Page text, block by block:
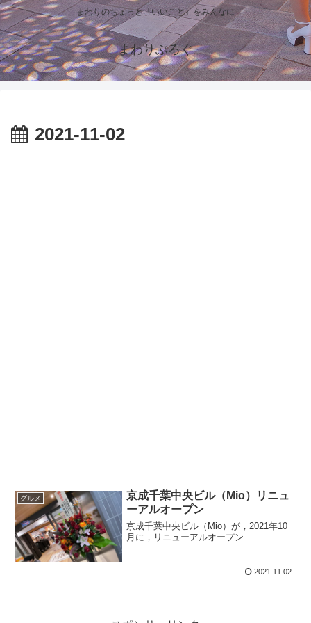
まわりのちょっと「いいこと」をみんなに
まわりぶろぐ
2021-11-02
グルメ
京成千葉中央ビル（Mio）リニュ
ーアルオープン
京成千葉中央ビル（Mio）が，2021年10
月に，リニューアルオープン
2021.11.02